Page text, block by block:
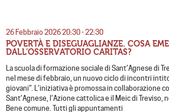
26 Febbraio 2026 20:30 - 22:30
POVERTÀ E DISEGUAGLIANZE. COSA
DALL’OSSERVATORIO CARITAS?
La scuola di formazione sociale di Sant’Agnese di
nel mese di febbraio, un nuovo ciclo di incontri
giovani”. L’iniziativa è promossa in collaborazione
Sant’Agnese, l’Azione cattolica e il Meic di Treviso,
Bene comune. Tutti gli appuntamenti